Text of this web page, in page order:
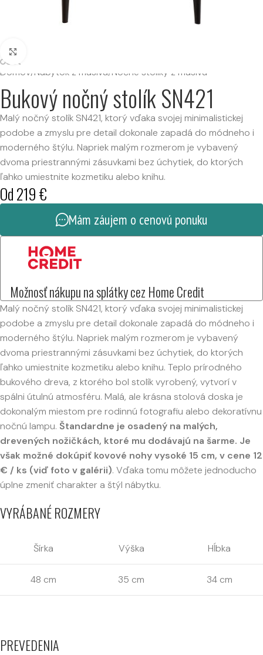
Domov/Nábytok z masívu/Nočné stolíky z masívu
Bukový nočný stolík SN421
Malý nočný stolík SN421, ktorý vďaka svojej minimalistickej
podobe a zmyslu pre detail dokonale zapadá do módneho i
moderného štýlu. Napriek malým rozmerom je vybavený
dvoma priestrannými zásuvkami bez úchytiek, do ktorých
ľahko umiestnite kozmetiku alebo knihu.
Od219€
Mám záujem o cenovú ponuku
Možnosť nákupu na splátky cez Home Credit
Malý nočný stolík SN421, ktorý vďaka svojej minimalistickej
podobe a zmyslu pre detail dokonale zapadá do módneho i
moderného štýlu. Napriek malým rozmerom je vybavený
dvoma priestrannými zásuvkami bez úchytiek, do ktorých
ľahko umiestnite kozmetiku alebo knihu. Teplo prírodného
bukového dreva, z ktorého bol stolík vyrobený, vytvorí v
spálni útulnú atmosféru. Malá, ale krásna stolová doska je
dokonalým miestom pre rodinnú fotografiu alebo dekoratívnu
nočnú lampu. Štandardne je osadený na malých,
drevených nožičkách, ktoré mu dodávajú na šarme. Je
však možné dokúpiť kovové nohy vysoké 15 cm, v cene 12
€ / ks (viď foto v galérii). Vďaka tomu môžete jednoducho
úplne zmeniť charakter a štýl nábytku.
VYRÁBANÉ ROZMERY
Šírka Výška Hĺbka
48 cm 35 cm 34 cm
PREVEDENIA